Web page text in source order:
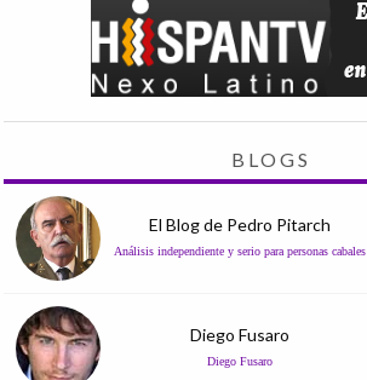
BLOGS
El Blog de Pedro Pitarch
Análisis independiente y serio para personas cabales
Diego Fusaro
Diego Fusaro